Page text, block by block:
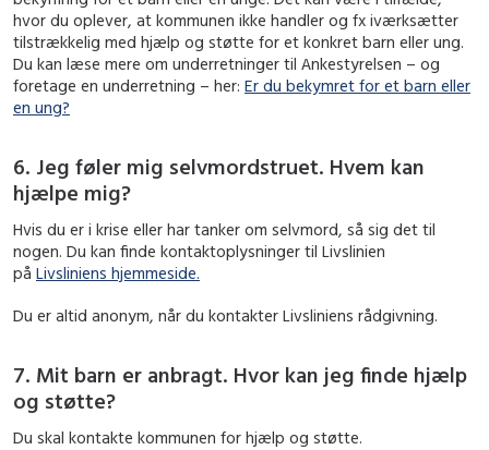
hvor du oplever, at kommunen ikke handler og fx iværksætter
tilstrækkelig med hjælp og støtte for et konkret barn eller ung.
Du kan læse mere om underretninger til Ankestyrelsen – og
foretage en underretning – her: Er du bekymret for et barn eller
en ung?
6. Jeg føler mig selvmordstruet. Hvem kan
hjælpe mig?
Hvis du er i krise eller har tanker om selvmord, så sig det til
nogen. Du kan finde kontaktoplysninger til Livslinien
på Livsliniens hjemmeside.
Du er altid anonym, når du kontakter Livsliniens rådgivning.
7. Mit barn er anbragt. Hvor kan jeg finde hjælp
og støtte?
Du skal kontakte kommunen for hjælp og støtte.